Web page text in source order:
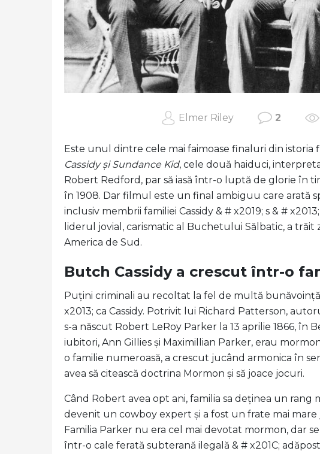
Elmer Riley 2
Este unul dintre cele mai faimoase finaluri din istoria
Cassidy și Sundance Kid, cele două haiduci,
Robert Redford, par să iasă într-o luptă de glorie în
în 1908. Dar filmul este un final ambiguu care arată
inclusiv membrii familiei Cassidy & # x2019; s & #
liderul jovial, carismatic al Buchetului Sălbatic, a
America de Sud.
Butch Cassidy a crescut într-o
Puțini criminali au recoltat la fel de multă bunăvoință
x2013; ca Cassidy. Potrivit lui Richard Patterson,
s-a născut Robert LeRoy Parker la 13 aprilie 1866, în
iubitori, Ann Gillies și Maximillian Parker, erau
o familie numeroasă, a crescut jucând armonica în
avea să citească doctrina Mormon și să joace jocuri.
Când Robert avea opt ani, familia sa deținea un rang
devenit un cowboy expert și a fost un frate mai mare
Familia Parker nu era cel mai devotat mormon, dar
într-o cale ferată subterană ilegală & # x201C;